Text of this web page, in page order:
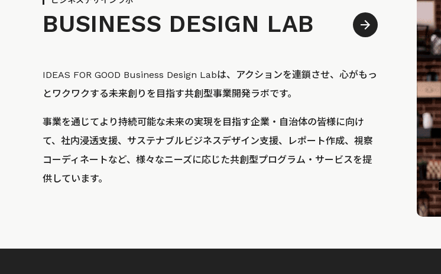
BUSINESS DESIGN LAB
IDEAS FOR GOOD Business Design Labは、アクションを連鎖させ、心がもっ
とワクワクする未来創りを目指す共創型事業開発ラボです。
事業を通じてより持続可能な未来の実現を目指す企業・自治体の皆様に向け
て、社内浸透支援、サステナブルビジネスデザイン支援、レポート作成、視察
コーディネートなど、様々なニーズに応じた共創型プログラム・サービスを提
供しています。